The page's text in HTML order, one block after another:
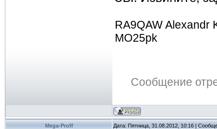
RA9QAW Alexandr
MO25pk
Сообщение
Mega-Proff Дата: Пятница, 31.08.2012, 10:16 |